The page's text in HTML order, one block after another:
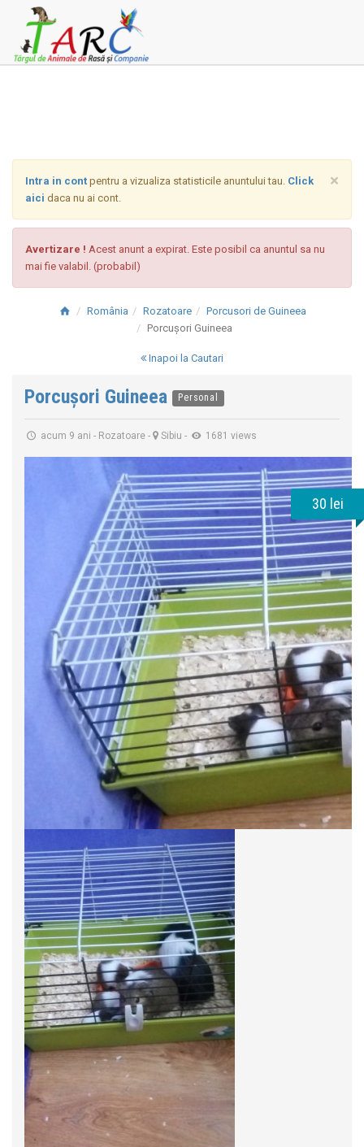
×
Intra in cont pentru a vizualiza statisticile anuntului tau. Click
aici daca nu ai cont.
Avertizare ! Acest anunt a expirat. Este posibil ca anuntul sa nu
mai fie valabil. (probabil)
România Rozatoare
Porcusori de Guineea
Porcușori Guineea
Inapoi la Cautari
Porcușori Guineea Personal
acum 9 ani - Rozatoare- Sibiu - 1681 views
30 lei